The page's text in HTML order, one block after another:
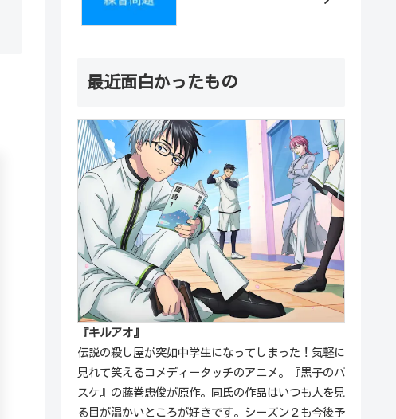
最近面白かったもの
『キルアオ』
伝説の殺し屋が突如中学生になってしまった！気軽に
見れて笑えるコメディータッチのアニメ。『黒子のバ
スケ』の藤巻忠俊が原作。同氏の作品はいつも人を見
る目が温かいところが好きです。シーズン２も今後予